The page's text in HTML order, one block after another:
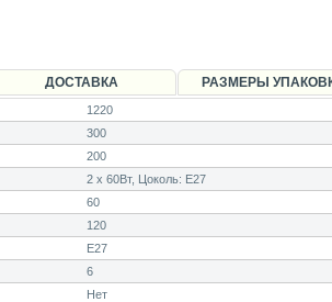
ДОСТАВКА РАЗМЕРЫ
1220
300
200
2 x 60Вт, Цоколь: E27
60
120
E27
6
Нет